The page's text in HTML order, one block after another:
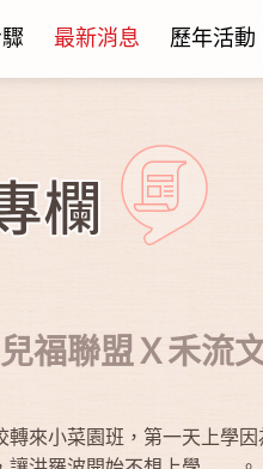
最新消息 歷年活動
兒福聯盟Ｘ禾
轉來小菜園班，第一天上學